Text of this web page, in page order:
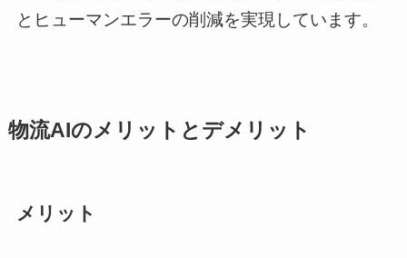
とヒューマンエラーの削減を実現しています。
物流AIのメリットとデメリット
メリット